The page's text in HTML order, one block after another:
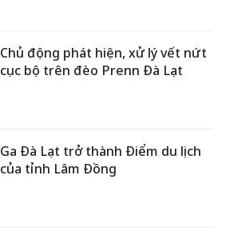
Chủ động phát hiện, xử lý vết nứt
cục bộ trên đèo Prenn Đà Lạt
Ga Đà Lạt trở thành Điểm du lịch
của tỉnh Lâm Đồng